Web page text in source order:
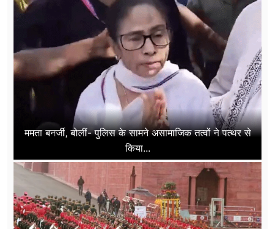
ममता बनर्जी, बोलीं- पुलिस के सामने असामाजिक तत्वों ने पत्थर से
किया...